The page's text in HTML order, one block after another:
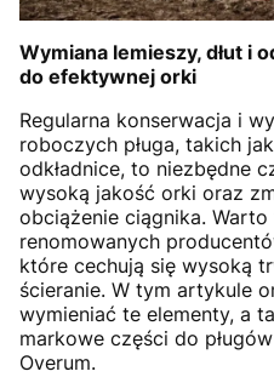
Wymiana lemieszy, dłut i
do efektywnej orki
Regularna konserwacja i
roboczych pługa, takich
odkładnice, to niezbędne
wysoką jakość orki oraz
obciążenie ciągnika.
renomowanych
które cechują się wysoką
ścieranie. W tym artykule
wymieniać te elementy, a
markowe części do
Overum.